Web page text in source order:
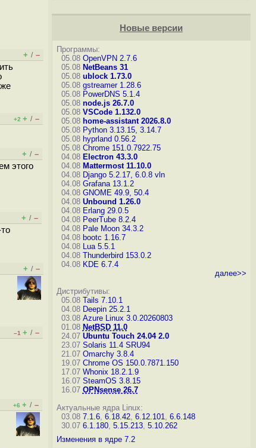
+ / –
+2 + / –
+ / –
этого
+ / –
+ / –
–1 + / –
+6 + / –
Новые версии
Программы:
05.08 OpenVPN 2.7.6
05.08 NetBeans 31
05.08 ublock 1.73.0
05.08 gstreamer 1.28.6
05.08 PowerDNS 5.1.4
05.08 node.js 26.7.0
05.08 VSCode 1.132.0
05.08 home-assistant 2026.8.0
05.08 Python 3.13.15, 3.14.7
05.08 hyprland 0.56.2
05.08 Chrome 151.0.7922.75
04.08 Electron 43.3.0
04.08 Mattermost 11.10.0
04.08 Django 5.2.17, 6.0.8 vln
04.08 Grafana 13.1.2
04.08 GNOME 49.9, 50.4
04.08 Unbound 1.26.0
04.08 Erlang 29.0.5
04.08 PeerTube 8.2.4
04.08 Pale Moon 34.3.2
04.08 bootc 1.16.7
04.08 Lua 5.5.1
04.08 Thunderbird 153.0.2
04.08 KDE 6.7.4
далее>>
Дистрибутивы:
05.08 Tails 7.10.1
04.08 Deepin 25.2.1
03.08 Azure Linux 3.0.20260803
01.08 NetBSD 11.0
24.07 Ubuntu Touch 24.04 2.0
23.07 Solaris 11.4 SRU94
21.07 Omarchy 3.8.4
19.07 Chrome OS 150.0.7871.150
17.07 Whonix 18.2.1.9
16.07 SteamOS 3.8.15
16.07 OPNsense 26.7
Актуальные ядра Linux:
03.08 7.1.6, 6.18.42, 6.12.101, 6.6.148
30.07 6.1.180, 5.15.213, 5.10.262
Изменения в ядре 7.2